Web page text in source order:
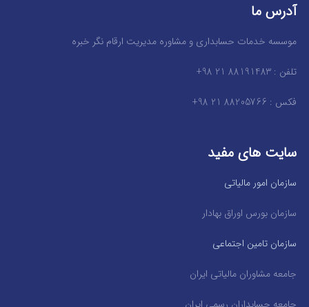
آدرس ما
موسسه خدمات حسابداری و مشاوره مدیریت ارقام نگر خبره
تلفن : 88191483 21 98+
فکس : 88205766 21 98+
سایت های مفید
سازمان امور مالیاتی
سازمان بورس اوراق بهادار
سازمان تامین اجتماعی
جامعه مشاوران مالیاتی ایران